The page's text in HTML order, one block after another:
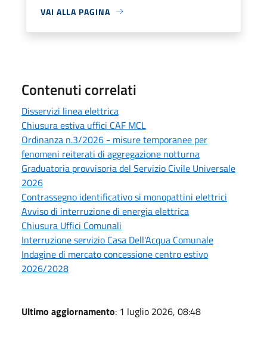
VAI ALLA PAGINA
Contenuti correlati
Disservizi linea elettrica
Chiusura estiva uffici CAF MCL
Ordinanza n.3/2026 - misure temporanee per
fenomeni reiterati di aggregazione notturna
Graduatoria provvisoria del Servizio Civile Universale
2026
Contrassegno identificativo si monopattini elettrici
Avviso di interruzione di energia elettrica
Chiusura Uffici Comunali
Interruzione servizio Casa Dell'Acqua Comunale
Indagine di mercato concessione centro estivo
2026/2028
Ultimo aggiornamento: 1 luglio 2026, 08:48